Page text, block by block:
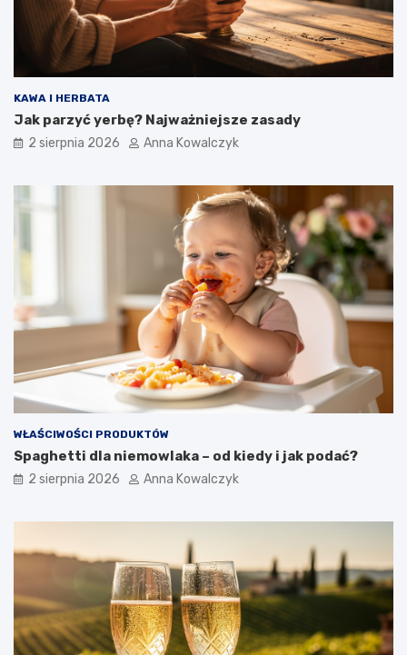
KAWA I HERBATA
Jak parzyć yerbę? Najważniejsze zasady
2 sierpnia 2026 Anna Kowalczyk
WŁAŚCIWOŚCI PRODUKTÓW
Spaghetti dla niemowlaka – od kiedy i jak podać?
2 sierpnia 2026 Anna Kowalczyk